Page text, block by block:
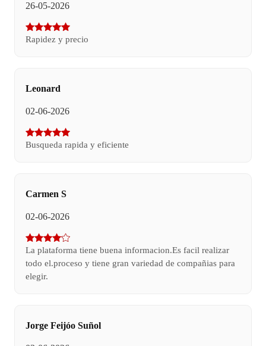
26-05-2026
Rapidez y precio
Leonard
02-06-2026
Busqueda rapida y eficiente
Carmen S
02-06-2026
La plataforma tiene buena informacion.Es facil realizar
todo el.proceso y tiene gran variedad de compañias para
elegir.
Jorge Feijóo Suñol